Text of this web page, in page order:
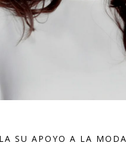
SU APOYO A LA